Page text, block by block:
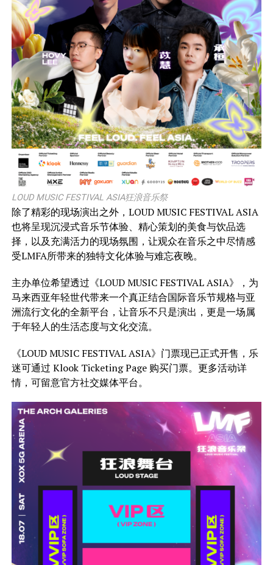
LOUD MUSIC FESTIVAL ASIA狂浪音乐祭
除了精彩的现场演出之外，LOUD MUSIC FESTIVAL ASIA
也将呈现沉浸式音乐节体验、精心策划的美食与饮品选
择，以及充满活力的现场氛围，让观众在音乐之中尽情感
受LMFA所带来的独特文化体验与难忘夜晚。
主办单位希望透过《LOUD MUSIC FESTIVAL ASIA》，为
马来西亚年轻世代带来一个真正结合国际音乐节规格与亚
洲流行文化的全新平台，让音乐不只是演出，更是一场属
于年轻人的生活态度与文化交流。
《LOUD MUSIC FESTIVAL ASIA》门票现已正式开售，乐
迷可通过 Klook Ticketing Page 购买门票。更多活动详
情，可留意官方社交媒体平台。